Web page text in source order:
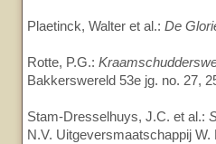
Plaetinck, Walter et al.: De
Rotte, P.G.:
Bakkerswereld 53e jg. no. 27,
Stam-Dresselhuys, J.C. et al.:
N.V. Uitgeversmaatschappij